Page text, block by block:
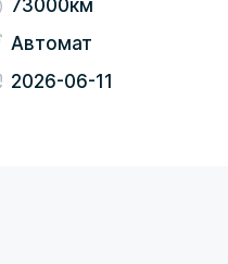
73000км
Автомат
2026-06-11